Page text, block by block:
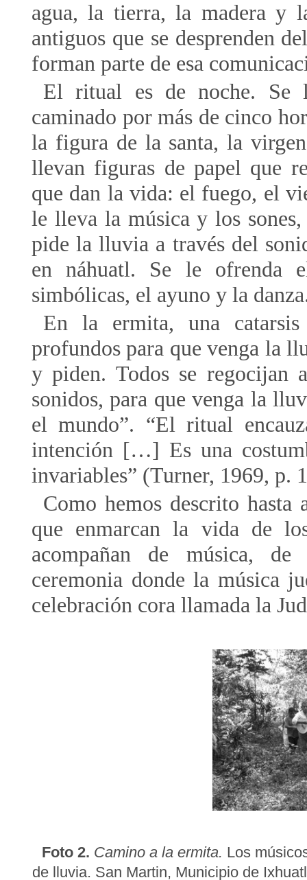
agua, la tierra, la madera y
antiguos que se desprenden
forman parte de esa
El ritual es de noche. Se
caminado por más de cinco
la figura de la santa, la
llevan figuras de papel que
que dan la vida: el fuego, el
le lleva la música y los
pide la lluvia a través del
en náhuatl. Se le ofrenda
simbólicas, el ayuno y la
En la ermita, una
profundos para que venga la
y piden. Todos se regocijan
sonidos, para que venga la
el mundo”. “El ritual
intención […] Es una
invariables” (Turner, 1969, p.
Como hemos descrito
que enmarcan la vida de
acompañan de música,
ceremonia donde la música
celebración cora llamada la
Foto 2. Camino a la ermita. Los
de lluvia. San Martin, Municipio de